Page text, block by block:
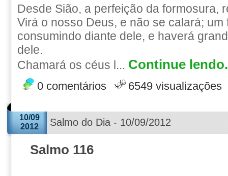
Desde Sião, a perfeição da formosura,
Virá o nosso Deus, e não se calará; um
consumindo diante dele, e haverá
dele.
Chamará os céus l... Continue
0 comentários 6549 visualizações
10/09
2012
Salmo do Dia - 10/09/2012
Salmo 116